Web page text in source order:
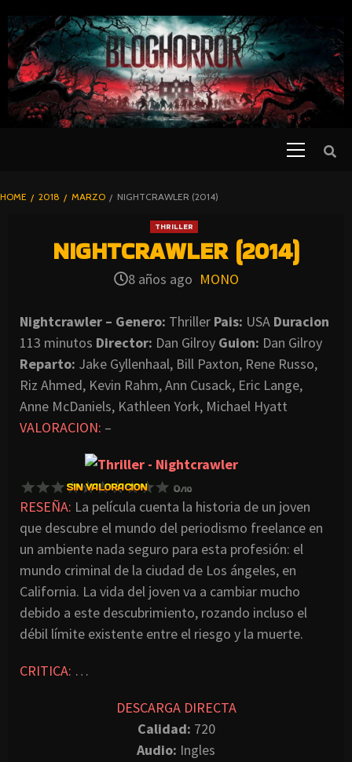
TO
CONTENT
BLOGHORROR
HOME 2018 MARZO NIGHTCRAWLER (2014)
THRILLER
NIGHTCRAWLER (2014)
8 años ago MONO
Nightcrawler – Genero: Thriller Pais: USA Duracion
113 minutos Director: Dan Gilroy Guion: Dan Gilroy
Reparto: Jake Gyllenhaal, Bill Paxton, Rene Russo,
Riz Ahmed, Kevin Rahm, Ann Cusack, Eric Lange,
Anne McDaniels, Kathleen York, Michael Hyatt
VALORACION: –
RESEÑA: La película cuenta la historia de un joven
que descubre el mundo del periodismo freelance en
un ambiente nada seguro para esta profesión: el
mundo criminal de la ciudad de Los ángeles, en
California. La vida del joven va a cambiar mucho
debido a este descubrimiento, rozando incluso el
débil límite existente entre el riesgo y la muerte.
CRITICA: …
DESCARGA DIRECTA
Calidad: 720
Audio: Ingles